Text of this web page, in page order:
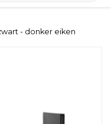
- donker eiken